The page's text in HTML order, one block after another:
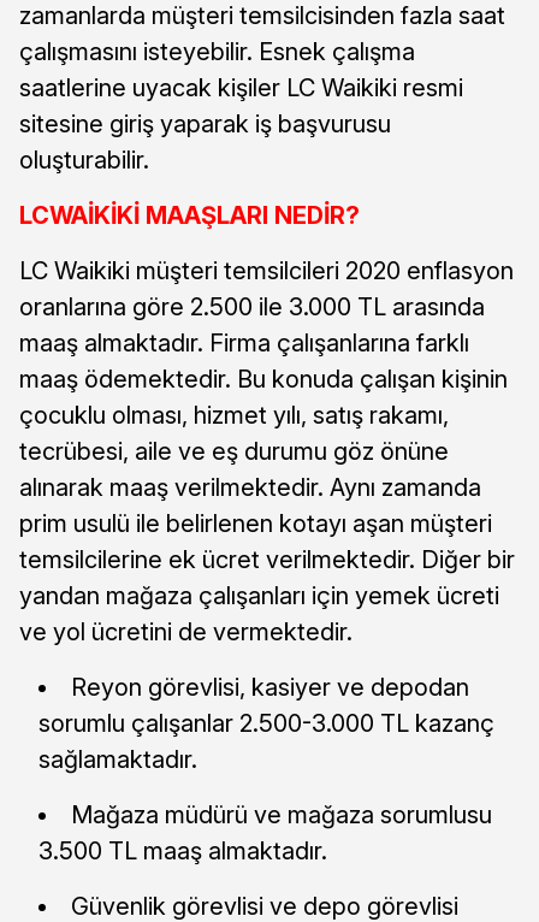
zamanlarda müşteri temsilcisinden fazla saat
çalışmasını isteyebilir. Esnek çalışma
saatlerine uyacak kişiler LC Waikiki resmi
sitesine giriş yaparak iş başvurusu
oluşturabilir.
LCWAİKİKİ MAAŞLARI NEDİR?
LC Waikiki müşteri temsilcileri 2020 enflasyon
oranlarına göre 2.500 ile 3.000 TL arasında
maaş almaktadır. Firma çalışanlarına farklı
maaş ödemektedir. Bu konuda çalışan kişinin
çocuklu olması, hizmet yılı, satış rakamı,
tecrübesi, aile ve eş durumu göz önüne
alınarak maaş verilmektedir. Aynı zamanda
prim usulü ile belirlenen kotayı aşan müşteri
temsilcilerine ek ücret verilmektedir. Diğer bir
yandan mağaza çalışanları için yemek ücreti
ve yol ücretini de vermektedir.
Reyon görevlisi, kasiyer ve depodan
sorumlu çalışanlar 2.500-3.000 TL kazanç
sağlamaktadır.
Mağaza müdürü ve mağaza sorumlusu
3.500 TL maaş almaktadır.
Güvenlik görevlisi ve depo görevlisi